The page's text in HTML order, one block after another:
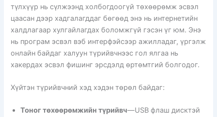
түлхүүр нь сүлжээнд холбогдоогүй төхөөрөмж эсвэл
цаасан дээр хадгалагддаг бөгөөд энэ нь интернетийн
халдлагаар хулгайлагдах боломжгүй гэсэн үг юм. Энэ
нь програм эсвэл вэб интерфэйсээр ажилладаг, үргэлж
онлайн байдаг халуун түрийвчнээс гол ялгаа нь
хакердах эсвэл фишинг эрсдэлд өртөмтгий болгодог.
Хүйтэн түрийвчний хэд хэдэн төрөл байдаг:
Тоног төхөөрөмжийн түрийвч—USB флаш дисктэй